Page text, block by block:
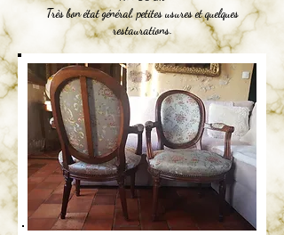
Très bon état général, petites usures et quelques
restaurations.